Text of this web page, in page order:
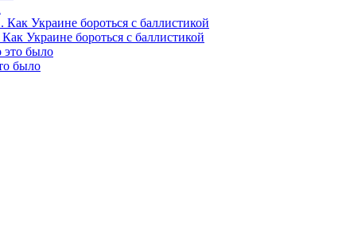
Украине бороться с баллистикой
было